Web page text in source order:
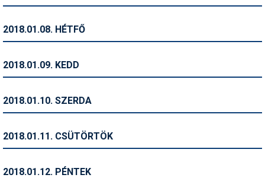
Pályázatok
Síbérletárak
2018.01.08. HÉTFŐ
2018.01.09. KEDD
2018.01.10. SZERDA
2018.01.11. CSÜTÖRTÖK
2018.01.12. PÉNTEK